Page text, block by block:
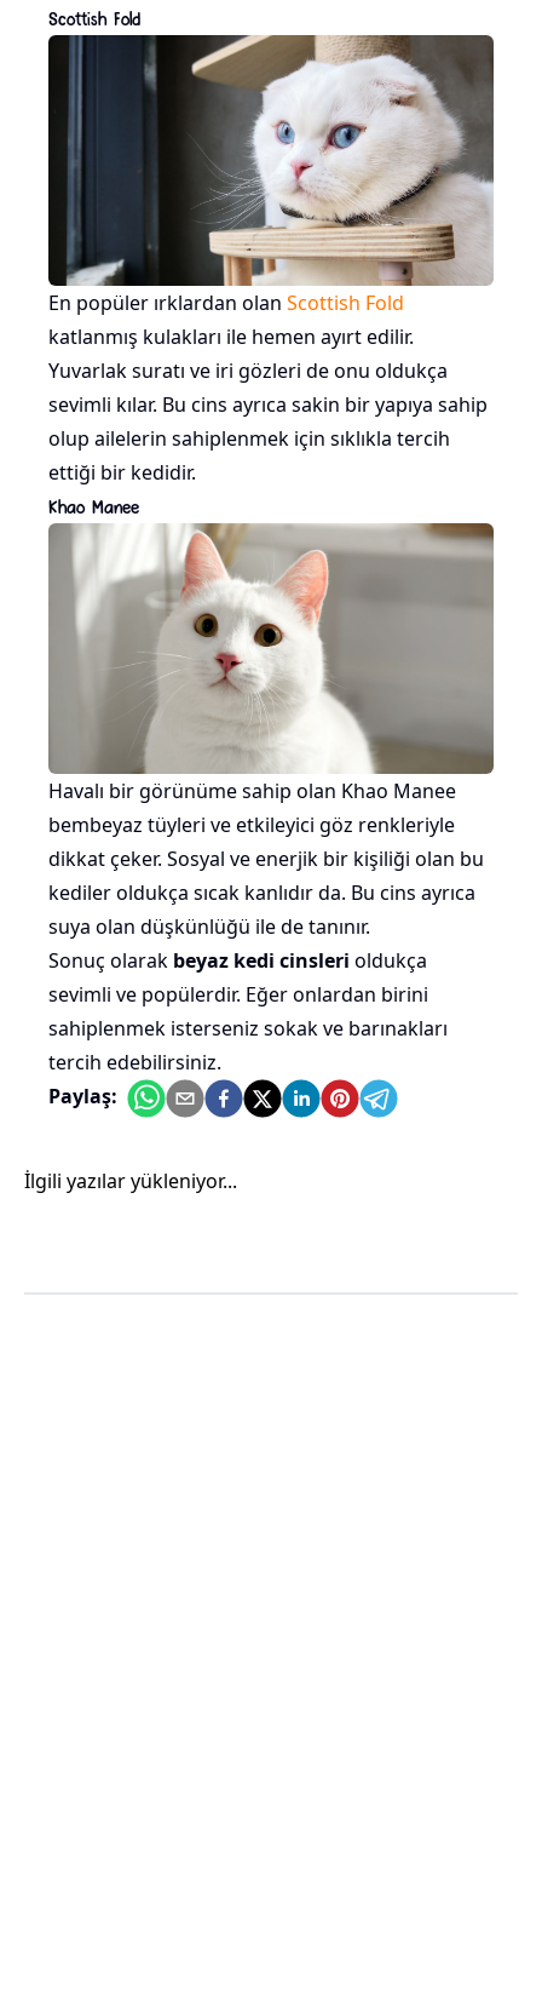
Scottish Fold
En popüler ırklardan olan Scottish Fold
katlanmış kulakları ile hemen ayırt edilir.
Yuvarlak suratı ve iri gözleri de onu oldukça
sevimli kılar. Bu cins ayrıca sakin bir yapıya sahip
olup ailelerin sahiplenmek için sıklıkla tercih
ettiği bir kedidir.
Khao Manee
Havalı bir görünüme sahip olan Khao Manee
bembeyaz tüyleri ve etkileyici göz renkleriyle
dikkat çeker. Sosyal ve enerjik bir kişiliği olan bu
kediler oldukça sıcak kanlıdır da. Bu cins ayrıca
suya olan düşkünlüğü ile de tanınır.
Sonuç olarak beyaz kedi cinsleri oldukça
sevimli ve popülerdir. Eğer onlardan birini
sahiplenmek isterseniz sokak ve barınakları
tercih edebilirsiniz.
Paylaş:
İlgili yazılar yükleniyor...